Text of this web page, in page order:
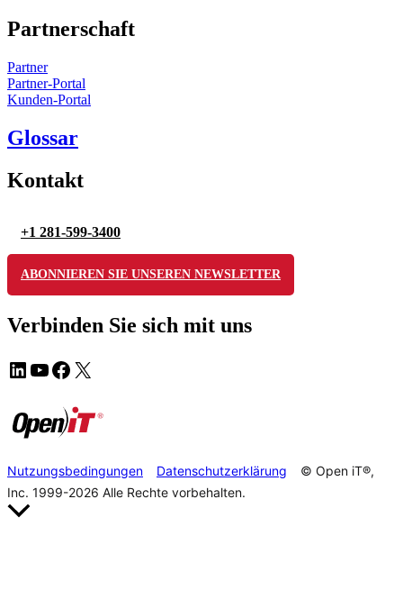
Partnerschaft
Partner
Partner-Portal
Kunden-Portal
Glossar
Kontakt
+1 281-599-3400
ABONNIEREN SIE UNSEREN NEWSLETTER
Verbinden Sie sich mit uns
Nutzungsbedingungen Datenschutzerklärung
© Open iT®,
Inc. 1999-2026 Alle Rechte vorbehalten.